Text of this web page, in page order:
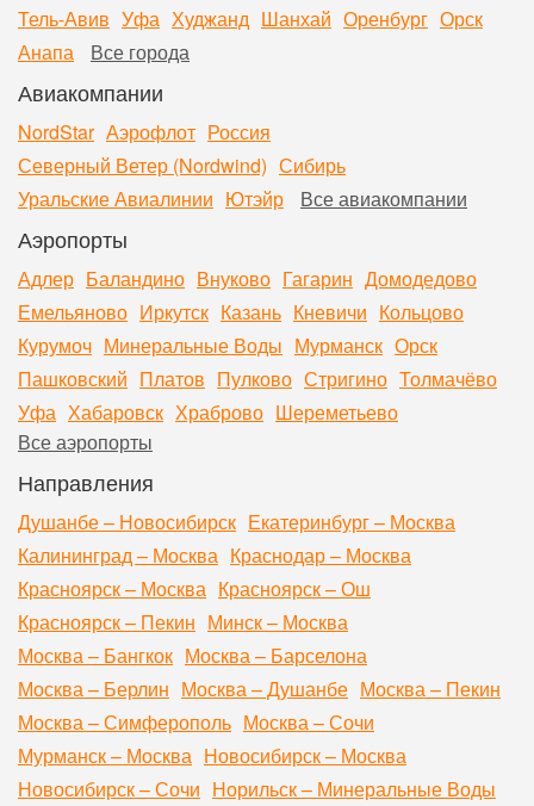
Тель-Авив Уфа Худжанд Шанхай Оренбург Орск
Анапа
Все города
Авиакомпании
NordStar Аэрофлот Россия
Северный Ветер (Nordwind) Сибирь
Уральские Авиалинии Ютэйр Все авиакомпании
Аэропорты
Адлер Баландино Внуково Гагарин Домодедово
Емельяново Иркутск Казань Кневичи Кольцово
Курумоч Минеральные Воды Мурманск Орск
Пашковский Платов Пулково Стригино Толмачёво
Уфа Хабаровск Храброво Шереметьево
Все аэропорты
Направления
Душанбе – Новосибирск Екатеринбург – Москва
Калининград – Москва Краснодар – Москва
Красноярск – Москва Красноярск – Ош
Красноярск – Пекин Минск – Москва
Москва – Бангкок Москва – Барселона
Москва – Берлин Москва – Душанбе Москва – Пекин
Москва – Симферополь Москва – Сочи
Мурманск – Москва Новосибирск – Москва
Новосибирск – Сочи Норильск – Минеральные Воды